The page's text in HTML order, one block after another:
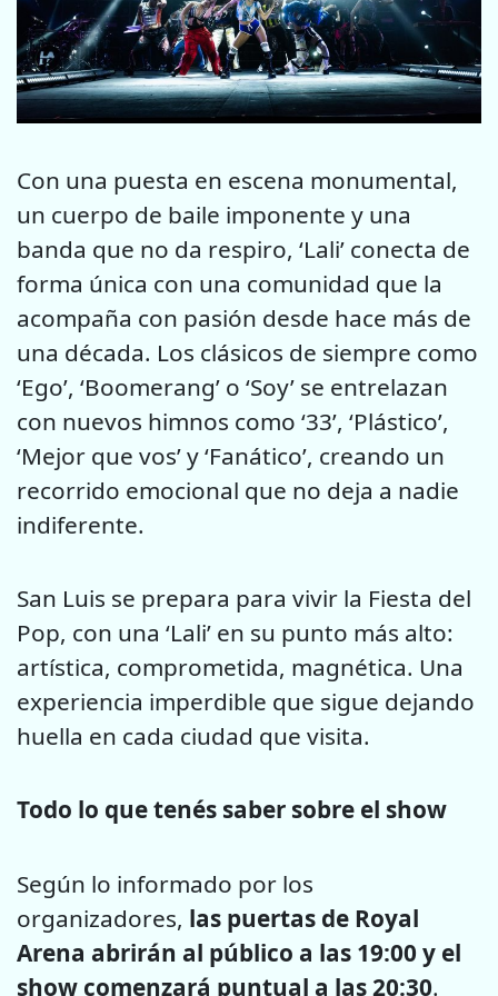
Con una puesta en escena monumental,
un cuerpo de baile imponente y una
banda que no da respiro, ‘Lali’ conecta de
forma única con una comunidad que la
acompaña con pasión desde hace más de
una década. Los clásicos de siempre como
‘Ego’, ‘Boomerang’ o ‘Soy’ se entrelazan
con nuevos himnos como ‘33’, ‘Plástico’,
‘Mejor que vos’ y ‘Fanático’, creando un
recorrido emocional que no deja a nadie
indiferente.
San Luis se prepara para vivir la Fiesta del
Pop, con una ‘Lali’ en su punto más alto:
artística, comprometida, magnética. Una
experiencia imperdible que sigue dejando
huella en cada ciudad que visita.
Todo lo que tenés saber sobre el show
Según lo informado por los
organizadores, las puertas de Royal
Arena abrirán al público a las 19:00 y el
show comenzará puntual a las 20:30.